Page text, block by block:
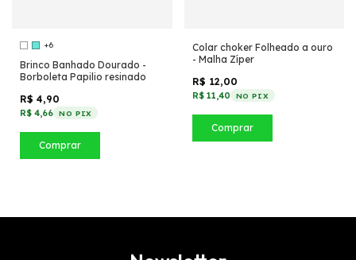
+6
Brinco Banhado Dourado -
Borboleta Papilio resinado
R$ 4,90
R$ 4,66 NO PIX
Comprar
Colar choker Folheado a ouro
- Malha Zíper
R$ 12,00
R$ 11,40 NO PIX
Comprar